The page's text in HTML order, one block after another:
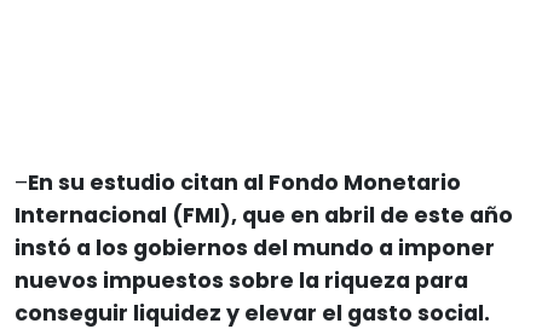
–En su estudio citan al Fondo Monetario
Internacional (FMI), que en abril de este año
instó a los gobiernos del mundo a imponer
nuevos impuestos sobre la riqueza para
conseguir liquidez y elevar el gasto social.